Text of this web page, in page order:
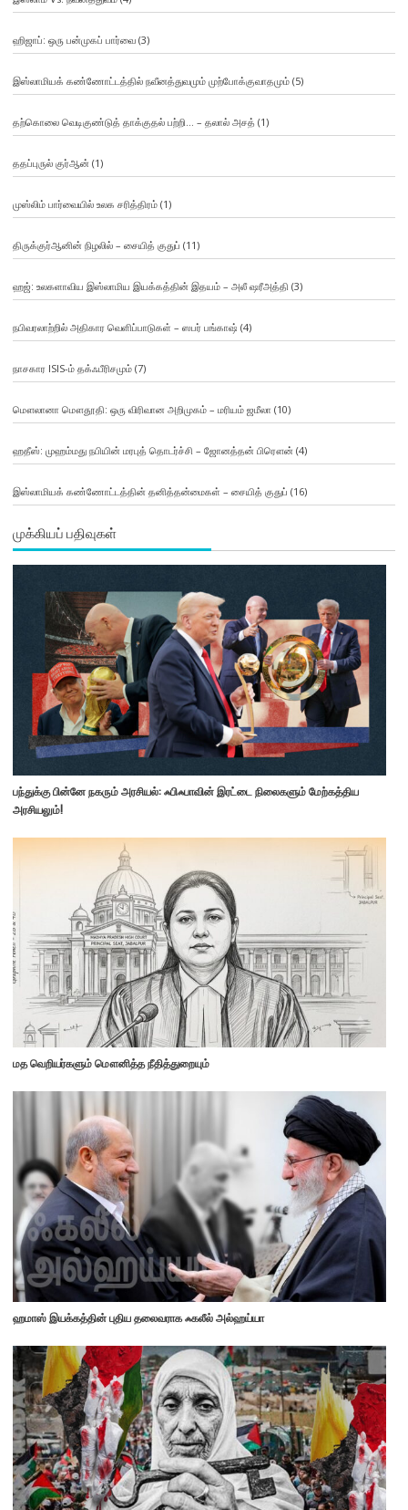
ஹிஜாப்: ஒரு பன்முகப் பார்வை(3)
இஸ்லாமியக் கண்ணோட்டத்தில் நவீனத்துவமும் முற்போக்குவாதமும்(5)
தற்கொலை வெடிகுண்டுத் தாக்குதல் பற்றி… – தலால் அசத் (1)
ததப்புருல் குர்ஆன் (1)
முஸ்லிம் பார்வையில் உலக சரித்திரம்(1)
திருக்குர்ஆனின் நிழலில் – சையித் குதுப் (11)
ஹஜ்: உலகளாவிய இஸ்லாமிய இயக்கத்தின் இதயம் – அலீ ஷரீஅத்தி (3)
நபிவரலாற்றில் அதிகார வெளிப்பாடுகள் – ஸபர் பங்காஷ் (4)
நாசகார ISIS-ம் தக்ஃபீரிசமும்(7)
மௌலானா மௌதூதி: ஒரு விரிவான அறிமுகம் – மரியம் ஜமீலா (10)
ஹதீஸ்: முஹம்மது நபியின் மரபுத் தொடர்ச்சி – ஜோனத்தன் பிரௌன் (4)
இஸ்லாமியக் கண்ணோட்டத்தின் தனித்தன்மைகள் – சையித் குதுப் (16)
முக்கியப் பதிவுகள்
பந்துக்கு பின்னே நகரும் அரசியல்: ஃபிஃபாவின் இரட்டை நிலைகளும் மேற்கத்திய
அரசியலும்!
மத வெறியர்களும் மௌனித்த நீதித்துறையும்
ஹமாஸ் இயக்கத்தின் புதிய தலைவராக ஃகலீல் அல்ஹய்யா